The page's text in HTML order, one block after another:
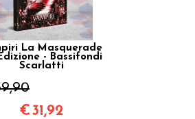
La Masquerade
- Bassifondi
Scarlatti
€31,92